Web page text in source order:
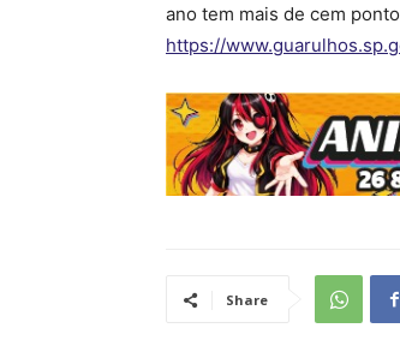
ano tem mais de cem
https://
Share